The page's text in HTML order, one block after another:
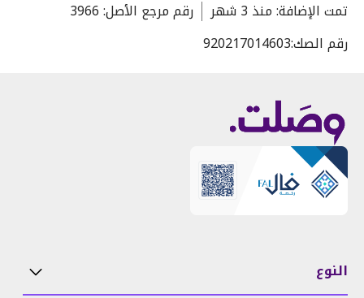
تمت الإضافة:منذ 3 شهر رقم مرجع الأصل:
3966
رقم الصك:920217014603
النوع